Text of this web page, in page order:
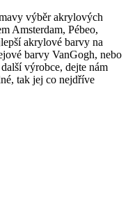
výběr akrylových
Amsterdam, Pébeo,
akrylové barvy na
barvy VanGogh, nebo
výrobce, dejte nám
tak jej co nejdříve